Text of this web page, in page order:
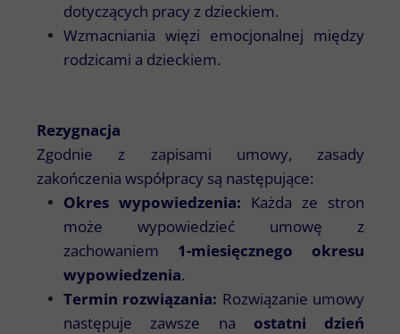
dotyczących pracy z dzieckiem.
Wzmacniania więzi emocjonalnej między
rodzicami a dzieckiem.
Rezygnacja
Zgodnie z zapisami umowy, zasady
zakończenia współpracy są następujące:
Okres wypowiedzenia: Każda ze stron
może wypowiedzieć umowę z
zachowaniem 1-miesięcznego okresu
wypowiedzenia.
Termin rozwiązania: Rozwiązanie umowy
następuje zawsze na ostatni dzień